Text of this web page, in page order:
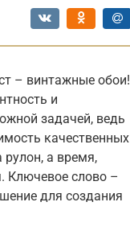
– винтажные обои!
и
задачей, ведь
качественных
а время,
Ключевое слово –
для создания